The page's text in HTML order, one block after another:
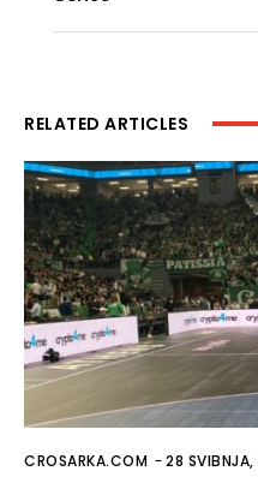
RELATED ARTICLES
CROSARKA.COM -28